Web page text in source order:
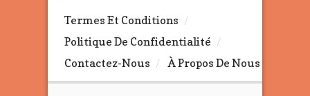
Termes Et Conditions
Politique De Confidentialité
Contactez-Nous
À Propos De Nous